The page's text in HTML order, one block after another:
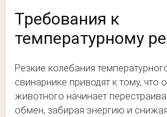
Требования к
температурному
Резкие колебания
свинарнике приводят к тому, что
животного начинает
обмен, забирая энергию и